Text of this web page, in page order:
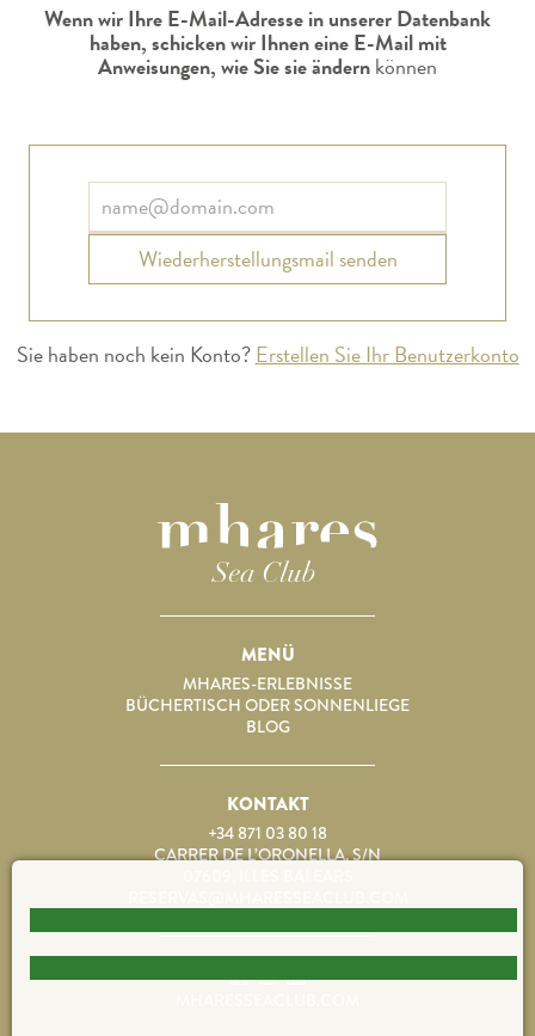
Wenn wir Ihre E-Mail-Adresse in unserer Datenbank
haben, schicken wir Ihnen eine E-Mail mit
Anweisungen, wie Sie sie ändernkönnen
Wiederherstellungsmail senden
Sie haben noch kein Konto? Erstellen Sie Ihr Benutzerkonto
MENÜ
MHARES-ERLEBNISSE
BÜCHERTISCH ODER SONNENLIEGE
BLOG
KONTAKT
+34 871 03 80 18
CARRER DE L’ORONELLA, S/N